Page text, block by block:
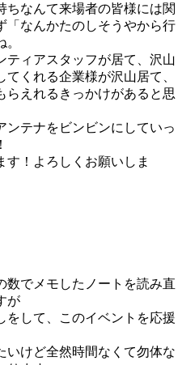
ちなんて来場者の皆様には関
「なんかたのしそうやから行
ティアスタッフが居て、沢山
くれる企業様が沢山居て、
らえれるきっかけがあると思
ンテナをビンビンにしていっ
す！よろしくお願いしま
数でメモしたノートを読み直
が
をして、このイベントを応援
いけど全然時間なくて勿体な